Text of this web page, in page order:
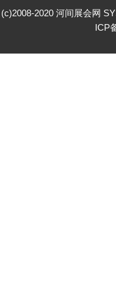
(c)2008-2020 河间展会网
ICP